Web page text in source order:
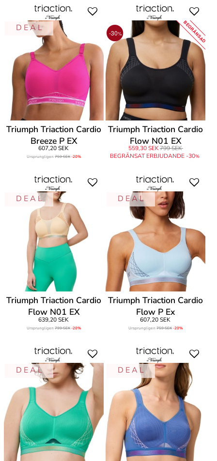
D E A L
Triumph Triaction Cardio
Breeze P EX
607,20 SEK
Ursprungligen759 SEK-20%
-30% BEGRÄNSAD
Triumph Triaction Cardio
Flow N01 EX
559,30 SEK799 SEK
BEGRÄNSAT ERBJUDANDE -30%
D E A L
Triumph Triaction Cardio
Flow N01 EX
639,20 SEK
Ursprungligen799 SEK-20%
D E A L
Triumph Triaction Cardio
Flow P Ex
607,20 SEK
Ursprungligen759 SEK-20%
D E A L D E A L